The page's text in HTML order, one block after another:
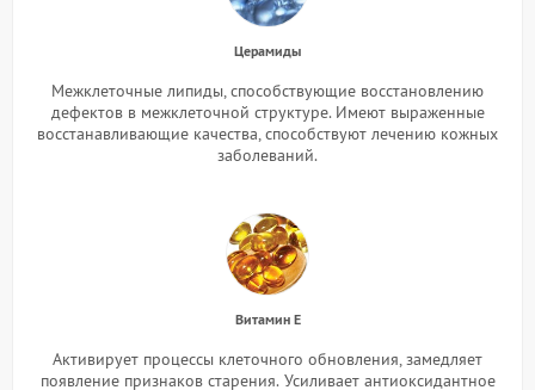
Церамиды
Межклеточные липиды, способствующие восстановлению
дефектов в межклеточной структуре. Имеют выраженные
восстанавливающие качества, способствуют лечению кожных
заболеваний.
Витамин Е
Активирует процессы клеточного обновления, замедляет
появление признаков старения. Усиливает антиоксидантное